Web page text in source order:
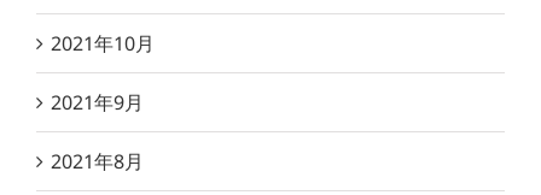
2021年10月
2021年9月
2021年8月